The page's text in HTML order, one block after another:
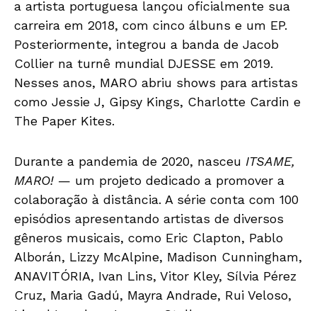
a artista portuguesa lançou oficialmente sua
carreira em 2018, com cinco álbuns e um EP.
Posteriormente, integrou a banda de Jacob
Collier na turnê mundial DJESSE em 2019.
Nesses anos, MARO abriu shows para artistas
como Jessie J, Gipsy Kings, Charlotte Cardin e
The Paper Kites.
Durante a pandemia de 2020, nasceu ITSAME,
MARO! — um projeto dedicado a promover a
colaboração à distância. A série conta com 100
episódios apresentando artistas de diversos
gêneros musicais, como Eric Clapton, Pablo
Alborán, Lizzy McAlpine, Madison Cunningham,
ANAVITÓRIA, Ivan Lins, Vitor Kley, Sílvia Pérez
Cruz, Maria Gadú, Mayra Andrade, Rui Veloso,